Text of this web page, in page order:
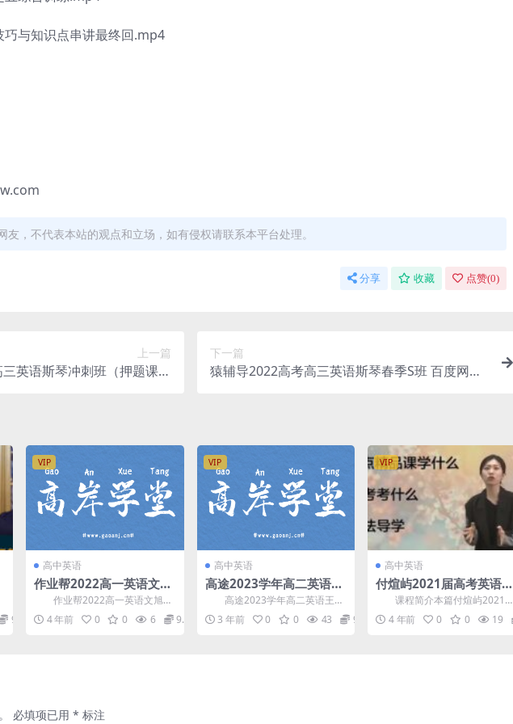
与知识点串讲最终回.mp4
友，不代表本站的观点和立场，如有侵权请联系本平台处理。
分享 收藏 点赞(0)
上一篇
英语斯琴冲刺班（押题课）
下一篇
猿辅导2022高考高三英语斯琴春季S班 百度网盘
9.9
VIP
高中英语
作业帮2022高一英语文旭
刚春季尖端班 百度网盘分
享
作业帮2022高一英语文旭刚
春季尖端班，百度网盘高中英语
课程7.62G高清视...
4 年前 0 0 6 9.9
VIP
高中英语
高途2023学年高二英语王
赞秋季班 百度网盘分享
高途2023学年高二英语王赞
秋季班，百度网盘分享高中英语
课程3.92G高清视...
3 年前 0 0 43 9.9
VIP
高中英语
付煊屿2021届高考英语一
轮复习视频网课合集(一、
二阶段)百度网盘资源下载
课程简介本篇付煊屿2021届
高考英语一轮复习视频网课合
集，由知名高中英语辅导...
4 年前 0 0 19
必填项已用 * 标注